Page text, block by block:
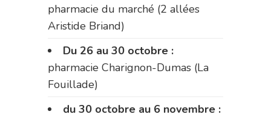
pharmacie du marché (2 allées
Aristide Briand)
Du 26 au 30 octobre :
pharmacie Charignon-Dumas (La
Fouillade)
du 30 octobre au 6 novembre :